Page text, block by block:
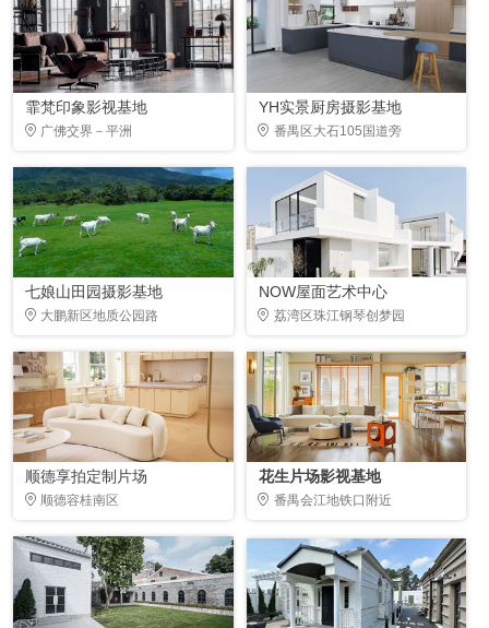
霏梵印象影视基地
广佛交界－平洲
YH实景厨房摄影基地
番禺区大石105国道旁
七娘山田园摄影基地
大鹏新区地质公园路
NOW屋面艺术中心
荔湾区珠江钢琴创梦园
顺德享拍定制片场
顺德容桂南区
花生片场影视基地
番禺会江地铁口附近